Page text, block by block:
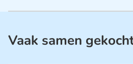
Vaak samen